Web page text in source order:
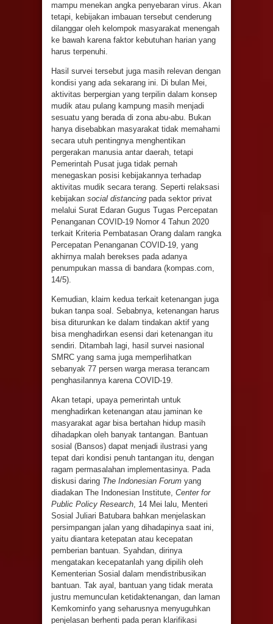
mampu menekan angka penyebaran virus. Akan
tetapi, kebijakan imbauan tersebut cenderung
dilanggar oleh kelompok masyarakat menengah
ke bawah karena faktor kebutuhan harian yang
harus terpenuhi.
Hasil survei tersebut juga masih relevan dengan
kondisi yang ada sekarang ini. Di bulan Mei,
aktivitas berpergian yang terpilin dalam konsep
mudik atau pulang kampung masih menjadi
sesuatu yang berada di zona abu-abu. Bukan
hanya disebabkan masyarakat tidak memahami
secara utuh pentingnya menghentikan
pergerakan manusia antar daerah, tetapi
Pemerintah Pusat juga tidak pernah
menegaskan posisi kebijakannya terhadap
aktivitas mudik secara terang. Seperti relaksasi
kebijakan social distancing pada sektor privat
melalui Surat Edaran Gugus Tugas Percepatan
Penanganan COVID-19 Nomor 4 Tahun 2020
terkait Kriteria Pembatasan Orang dalam rangka
Percepatan Penanganan COVID-19, yang
akhirnya malah berekses pada adanya
penumpukan massa di bandara (kompas.com,
14/5).
Kemudian, klaim kedua terkait ketenangan juga
bukan tanpa soal. Sebabnya, ketenangan harus
bisa diturunkan ke dalam tindakan aktif yang
bisa menghadirkan esensi dari ketenangan itu
sendiri. Ditambah lagi, hasil survei nasional
SMRC yang sama juga memperlihatkan
sebanyak 77 persen warga merasa terancam
penghasilannya karena COVID-19.
Akan tetapi, upaya pemerintah untuk
menghadirkan ketenangan atau jaminan ke
masyarakat agar bisa bertahan hidup masih
dihadapkan oleh banyak tantangan. Bantuan
sosial (Bansos) dapat menjadi ilustrasi yang
tepat dari kondisi penuh tantangan itu, dengan
ragam permasalahan implementasinya. Pada
diskusi daring The Indonesian Forum yang
diadakan The Indonesian Institute, Center for
Public Policy Research, 14 Mei lalu, Menteri
Sosial Juliari Batubara bahkan menjelaskan
persimpangan jalan yang dihadapinya saat ini,
yaitu diantara ketepatan atau kecepatan
pemberian bantuan. Syahdan, dirinya
mengatakan kecepatanlah yang dipilih oleh
Kementerian Sosial dalam mendistribusikan
bantuan. Tak ayal, bantuan yang tidak merata
justru memunculan ketidaktenangan, dan laman
Kemkominfo yang seharusnya menyuguhkan
penjelasan berhenti pada peran klarifikasi